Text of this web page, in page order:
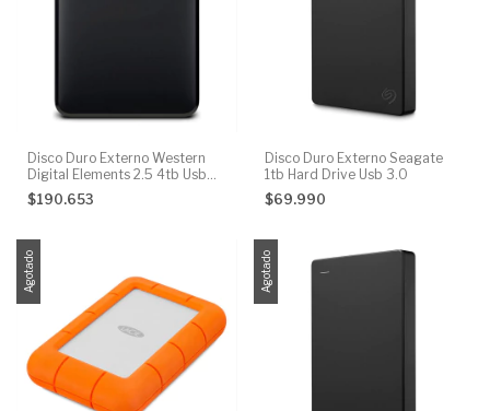
Disco Duro Externo Western
Digital Elements 2.5 4tb Usb
3.0
$190.653
Disco Duro Externo Seagate
1tb Hard Drive Usb 3.0
$69.990
Agotado Agotado